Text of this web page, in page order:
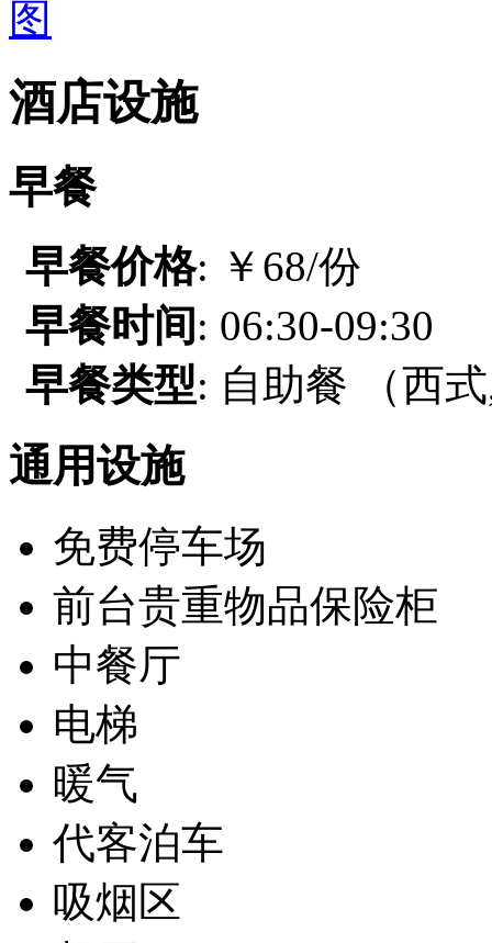
酒店设施
早餐
早餐价格: ￥68/份
早餐时间 : 06:30-09:30
早餐类型: 自助餐 （西
通用设施
免费停车场
前台贵重物品保险柜
中餐厅
电梯
暖气
代客泊车
吸烟区